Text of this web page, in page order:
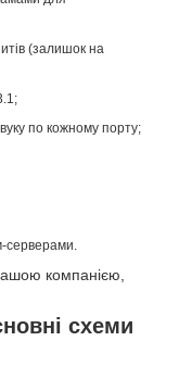
(залишок на
по кожному порту;
серверами.
компанією,
схеми